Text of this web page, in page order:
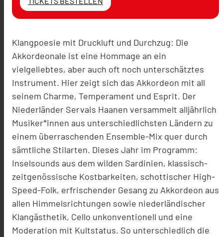
Klangpoesie mit Druckluft und Durchzug: Die
Akkordeonale ist eine Hommage an ein
vielgeliebtes, aber auch oft noch unterschätztes
Instrument. Hier zeigt sich das Akkordeon mit all
seinem Charme, Temperament und Esprit. Der
Niederländer Servais Haanen versammelt alljährlich
Musiker*innen aus unterschiedlichsten Ländern zu
einem überraschenden Ensemble-Mix quer durch
sämtliche Stilarten. Dieses Jahr im Programm:
Inselsounds aus dem wilden Sardinien, klassisch-
zeitgenössische Kostbarkeiten, schottischer High-
Speed-Folk, erfrischender Gesang zu Akkordeon aus
allen Himmelsrichtungen sowie niederländischer
Klangästhetik, Cello unkonventionell und eine
Moderation mit Kultstatus. So unterschiedlich die